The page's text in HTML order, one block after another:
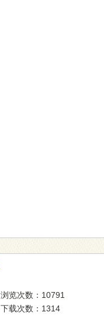
浏览次数：10791
下载次数：1314